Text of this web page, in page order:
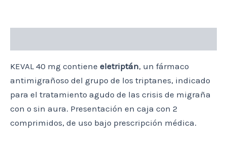
KEVAL 40 mg contiene eletriptán, un fármaco
antimigrañoso del grupo de los triptanes, indicado
para el tratamiento agudo de las crisis de migraña
con o sin aura. Presentación en caja con 2
comprimidos, de uso bajo prescripción médica.